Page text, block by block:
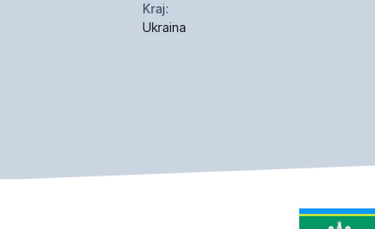
Kraj:
Ukraina